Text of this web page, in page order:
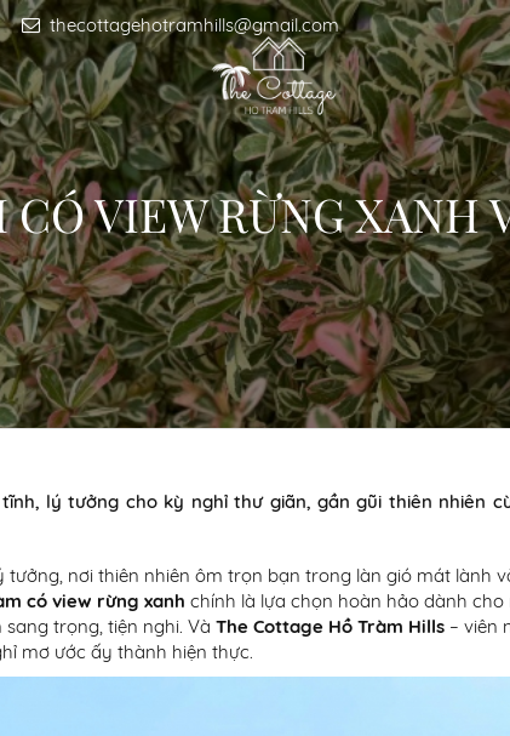
thecottagehotramhills@gmail.com
VIEW RỪNG XANH
lý tưởng cho kỳ nghỉ thư giãn, gần gũi thiên nhiên
nơi thiên nhiên ôm trọn bạn trong làn gió mát lành
có view rừng xanh chính là lựa chọn hoàn hảo dành cho
trọng, tiện nghi. Và The Cottage Hồ Tràm Hills– viên
mơ ước ấy thành hiện thực.